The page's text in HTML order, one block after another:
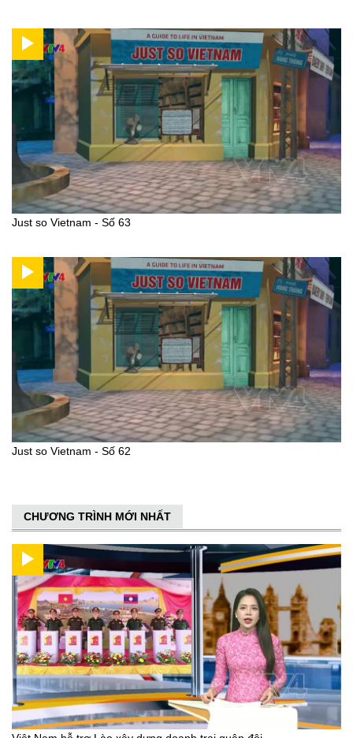
Just so Vietnam - Số 63
Just so Vietnam - Số 62
CHƯƠNG TRÌNH MỚI NHẤT